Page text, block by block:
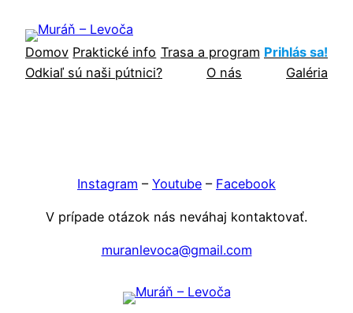
obsah
Domov Praktické info Trasa a program Prihlás sa!
Odkiaľ sú naši pútnici?
O nás Galéria
Instagram – Youtube – Facebook
V prípade otázok nás neváhaj kontaktovať.
muranlevoca@gmail.com